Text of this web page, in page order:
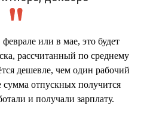
или в мае, это будет
рассчитанный по среднему
дешевле, чем один рабочий
сумма отпускных получится
и получали зарплату.